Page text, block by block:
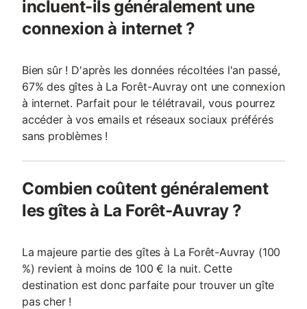
incluent-ils généralement une
connexion à internet ?
Bien sûr ! D'après les données récoltées l'an passé,
67% des gîtes à La Forêt-Auvray ont une connexion
à internet. Parfait pour le télétravail, vous pourrez
accéder à vos emails et réseaux sociaux préférés
sans problèmes !
Combien coûtent généralement
les gîtes à La Forêt-Auvray ?
La majeure partie des gîtes à La Forêt-Auvray (100
%) revient à moins de 100 € la nuit. Cette
destination est donc parfaite pour trouver un gîte
pas cher !